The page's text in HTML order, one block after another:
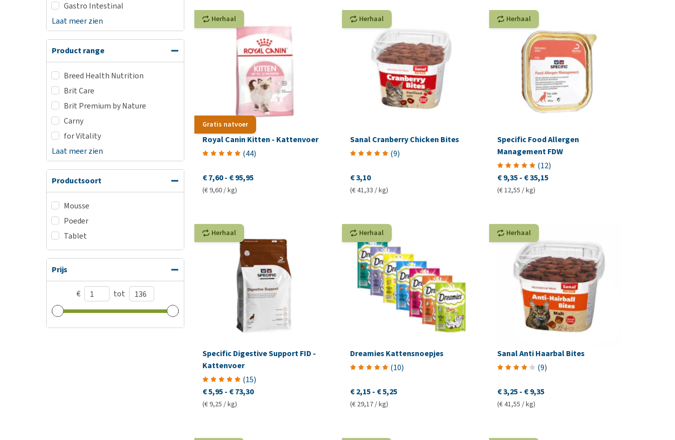
Gastro Intestinal
Laat meer zien
Product range
Breed Health Nutrition
Brit Care
Brit Premium by Nature
Carny
for Vitality
Laat meer zien
Productsoort
Mousse
Poeder
Tablet
Prijs
€ tot
Gratis natvoer
Herhaal
Royal Canin Kitten - Kattenvoer
(44)
€ 7,60- € 95,95
(€ 9,60 / kg)
Herhaal
Sanal Cranberry Chicken Bites
(9)
€ 3,10
(€ 41,33 / kg)
Herhaal
Specific Food Allergen
Management FDW
(12)
€ 9,35- € 35,15
(€ 12,55 / kg)
Herhaal
Specific Digestive Support FID -
Kattenvoer
(15)
€ 5,95- € 73,30
(€ 9,25 / kg)
Herhaal
Dreamies Kattensnoepjes
(10)
€ 2,15 - € 5,25
(€ 29,17 / kg)
Herhaal
Sanal Anti Haarbal Bites
(9)
€ 3,25- € 9,35
(€ 41,55 / kg)